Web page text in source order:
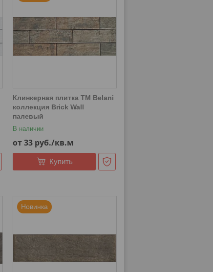
Клинкерная плитка ТМ Belani
коллекция Brick Wall
палевый
В наличии
от 33 руб./кв.м
Купить
Новинка